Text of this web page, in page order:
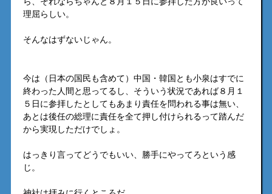
理屈らしい。
そんなはずないじゃん。
今は（日本の国民も含めて）中国・韓国とも小泉はすでに
終わった人間と思ってるし、そういう状況であれば８月１
５日に参拝したとしてもあまり責任を問われる事は無い、
あとは後任の総理に責任を全て押し付けられるって踏んだ
から実現しただけでしょ。
はっきり言ってどうでもいい、勝手にやってろという感
じ。